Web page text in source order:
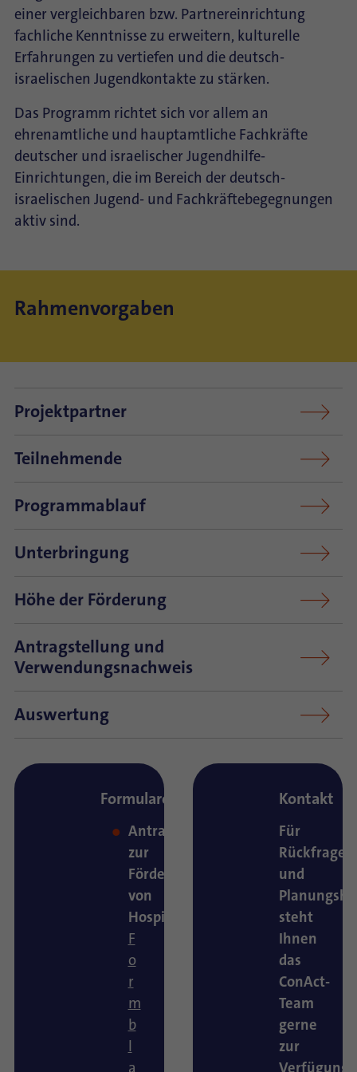
einer vergleichbaren bzw. Partnereinrichtung
fachliche Kenntnisse zu erweitern, kulturelle
Erfahrungen zu vertiefen und die deutsch-
israelischen Jugendkontakte zu stärken.
Das Programm richtet sich vor allem an
ehrenamtliche und hauptamtliche Fachkräfte
deutscher und israelischer Jugendhilfe-
Einrichtungen, die im Bereich der deutsch-
israelischen Jugend- und Fachkräftebegegnungen
aktiv sind.
Rahmenvorgaben
Projektpartner
Teilnehmende
Programmablauf
Unterbringung
Höhe der Förderung
Antragstellung und
Verwendungsnachweis
Auswertung
Formulare
Antrag
zur
Förderung
von
Hospitationen
F
o
r
m
b
l
a
Kontakt
Für
Rückfragen
und
steht
Ihnen
das
ConAct-
Team
gerne
zur
Verfügung.